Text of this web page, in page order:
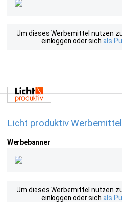
Um dieses Werbemittel nutzen
einloggen oder sich als
Licht produktiv
Werbebanner
Um dieses Werbemittel nutzen
einloggen oder sich als